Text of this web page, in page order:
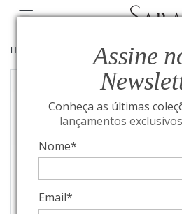
Assine
Conheça as últimas
lançamentos
Nome*
Email*
HOME GARGANTILHAS